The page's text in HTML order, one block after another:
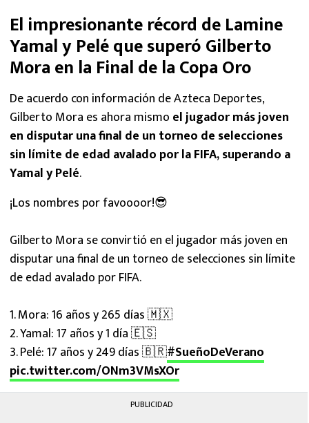
El impresionante récord de Lamine
Yamal y Pelé que superó Gilberto
Mora en la Final de la Copa Oro
De acuerdo con información de Azteca Deportes,
Gilberto Mora es ahora mismo el jugador más joven
en disputar una final de un torneo de selecciones
sin límite de edad avalado por la FIFA, superando a
Yamal y Pelé.
¡Los nombres por favoooor!😎
Gilberto Mora se convirtió en el jugador más joven en
disputar una final de un torneo de selecciones sin límite
de edad avalado por FIFA.
1. Mora: 16 años y 265 días 🇲🇽
2. Yamal: 17 años y 1 día 🇪🇸
3. Pelé: 17 años y 249 días 🇧🇷#SueñoDeVerano
pic.twitter.com/ONm3VMsXOr
PUBLICIDAD